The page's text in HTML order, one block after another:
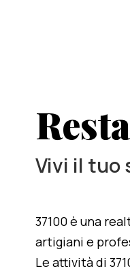
Vivi il tuo
37100 è una
artigiani e
Le attività di